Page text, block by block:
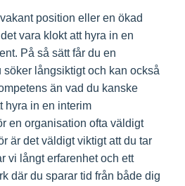
position eller en ökad
vara klokt att hyra in en
På så sätt får du en
söker långsiktigt och kan också
än vad du kanske
hyra in en interim
en organisation ofta väldigt
är det väldigt viktigt att du tar
vi långt erfarenhet och ett
där du sparar tid från både dig